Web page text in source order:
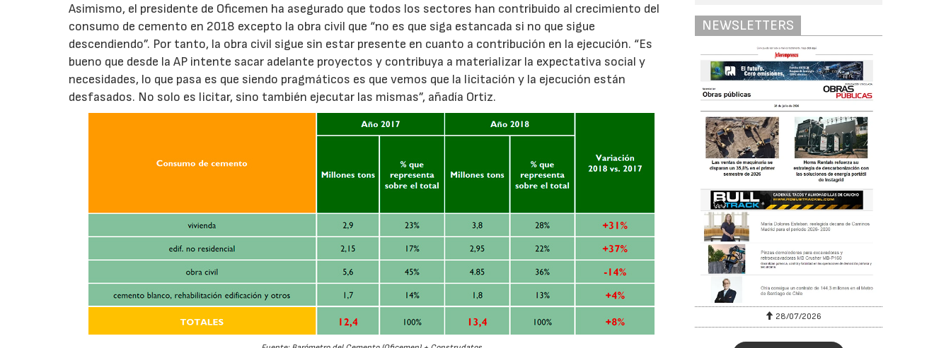
Asimismo, el presidente de Oficemen ha asegurado que todos los sectores han contribuido al crecimiento del
consumo de cemento en 2018 excepto la obra civil que “no es que siga estancada si no que sigue
descendiendo”. Por tanto, la obra civil sigue sin estar presente en cuanto a contribución en la ejecución. “Es
bueno que desde la AP intente sacar adelante proyectos y contribuya a materializar la expectativa social y
necesidades, lo que pasa es que siendo pragmáticos es que vemos que la licitación y la ejecución están
desfasados. No solo es licitar, sino también ejecutar las mismas”, añadía Ortiz.
NEWSLETTERS
28/07/2026 30/07/2026 28/07/2026